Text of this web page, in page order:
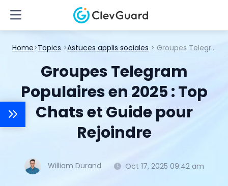
Home>Topics >Astuces applis sociales > Groupes Telegram Populaires en 2025 : Top Chats et Guide pour Rejoindre
Groupes Telegram
Populaires en 2025 : Top
Chats et Guide pour
Rejoindre
William Durand Oct 17, 2025 09:42 am